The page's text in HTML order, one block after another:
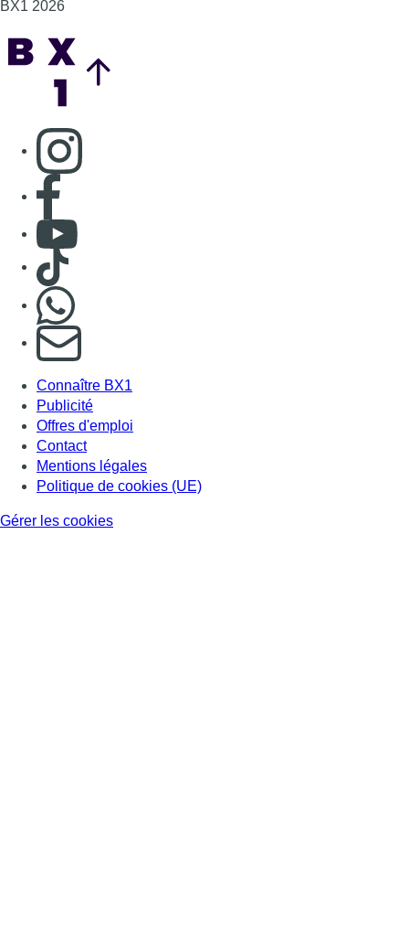
BX1 2026
Consulter page Instagram
Consulter page Facebook
Consulter Youtube
Consulter TikTok
S'abonner à notre newsletter
Connaître BX1
Publicité
Offres d'emploi
Contact
Mentions légales
Politique de cookies (UE)
Gérer les cookies